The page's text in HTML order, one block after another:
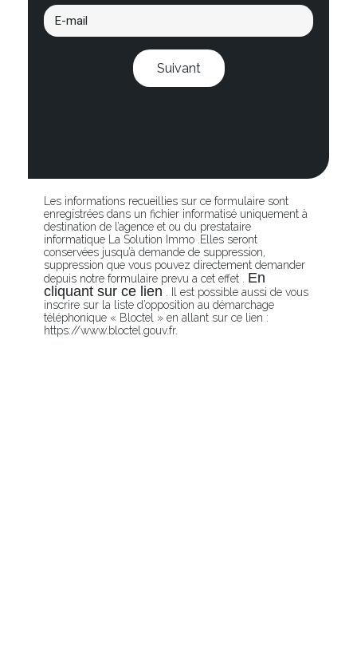
Suivant
Les informations recueillies sur ce formulaire sont
enregistrées dans un fichier informatisé uniquement à
destination de l’agence et ou du prestataire
informatique La Solution Immo .Elles seront
conservées jusqu’à demande de suppression,
suppression que vous pouvez directement demander
depuis notre formulaire prevu a cet effet . En
cliquant sur ce lien . Il est possible aussi de vous
inscrire sur la liste d’opposition au démarchage
téléphonique « Bloctel » en allant sur ce lien :
https://www.bloctel.gouv.fr.